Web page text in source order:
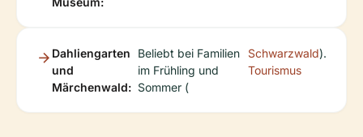
Dahliengarten
und
Märchenwald:
Beliebt bei Familien
im Frühling und
Sommer (
Schwarzwald
Tourismus
).